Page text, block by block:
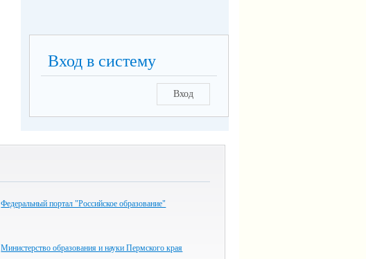
Вход в систему
Вход
Федеральный портал "Российское образование"
Министерство образования и науки Пермского края